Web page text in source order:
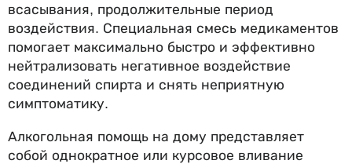
всасывания, продолжительные период
воздействия. Специальная смесь медикаментов
помогает максимально быстро и эффективно
нейтрализовать негативное воздействие
соединений спирта и снять неприятную
симптоматику.
Алкогольная помощь на дому представляет
собой однократное или курсовое вливание